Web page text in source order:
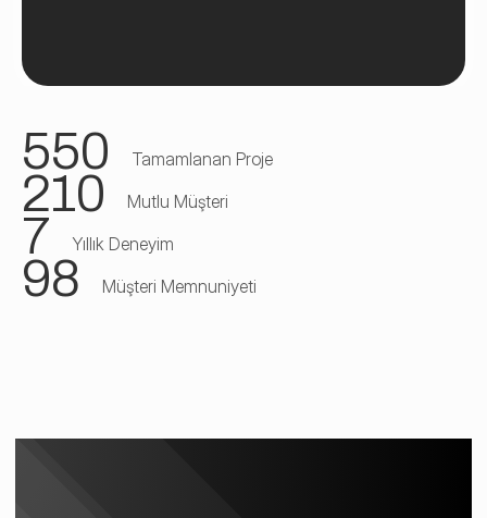
550 Tamamlanan Proje
210 Mutlu Müşteri
7 Yıllık Deneyim
98 Müşteri Memnuniyeti